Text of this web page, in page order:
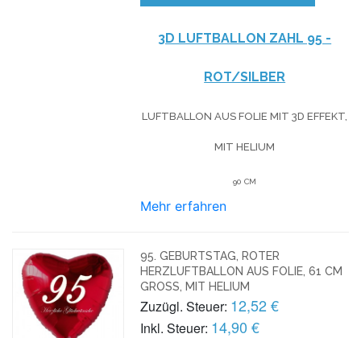
3D LUFTBALLON ZAHL 95 -
ROT/SILBER
LUFTBALLON AUS FOLIE MIT 3D EFFEKT,
MIT HELIUM
90 CM
Mehr erfahren
95. GEBURTSTAG, ROTER
HERZLUFTBALLON AUS FOLIE, 61 CM
GROSS, MIT HELIUM
Zuzügl. Steuer: 12,52 €
Inkl. Steuer: 14,90 €